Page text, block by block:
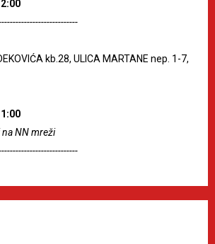
kb.28, ULICA MARTANE nep. 1-7,
NN mreži